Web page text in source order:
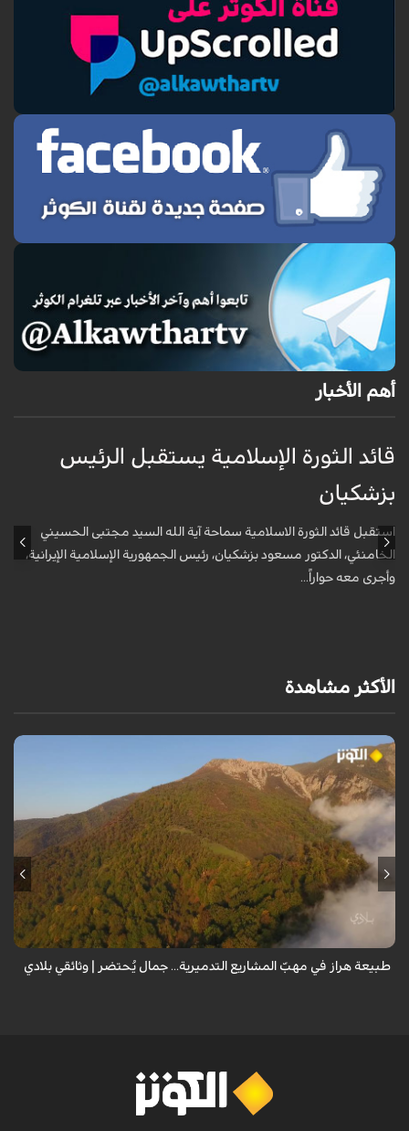
أهم الأخبار
قائد الثورة الإسلامية يستقبل الرئيس
بزشكيان
استقبل قائد الثورة الاسلامية سماحة آية الله السيد مجتبى الحسيني
الخامنئي، الدكتور مسعود بزشكيان، رئيس الجمهورية الإسلامية الإيرانية،
وأجرى معه حواراً...
الأكثر مشاهدة
من قلب طبيعة هراز التي كانت يوماً من أجمل الموائل الطبيعية في إيران، يحذر
المعد من كارثة بيئية: "وحش الأعمال والمشاريع التدميرية تنهش بجسم
طبيعة هراز في مهبّ المشاريع التدميرية... جمال يُحتضر | وثائقي بلادي